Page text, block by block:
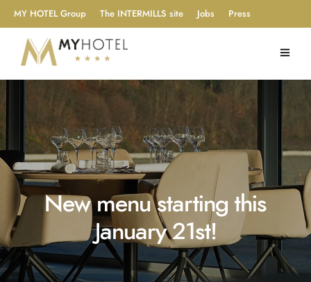
MY HOTEL Group The INTERMILLS site Jobs Press
New menu starting this
January 21st!